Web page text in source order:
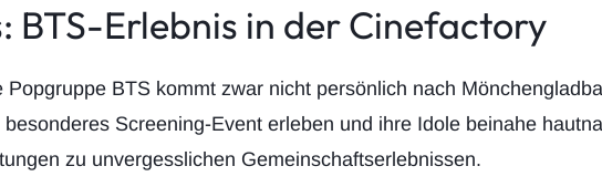
BTS-Erlebnis in der Cinefactory
BTS kommt zwar nicht persönlich nach
Screening-Event erleben und ihre Idole beinahe
zu unvergesslichen Gemeinschaftserlebnissen.